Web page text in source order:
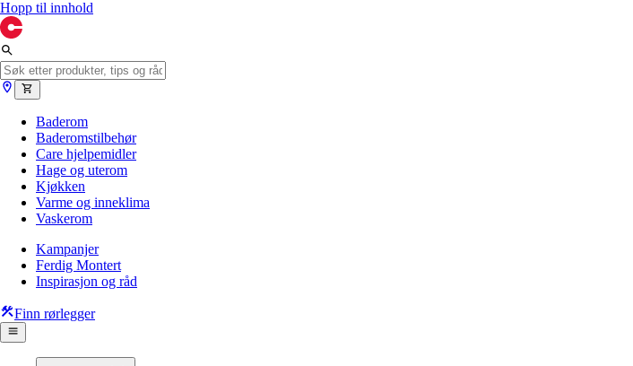
Hopp til innhold
Baderom
Baderomstilbehør
Care hjelpemidler
Hage og uterom
Kjøkken
Varme og inneklima
Vaskerom
Kampanjer
Ferdig Montert
Inspirasjon og råd
Finn rørlegger